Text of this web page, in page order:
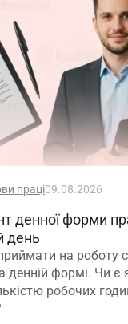
праці09.08.2026
денної форми
день
на роботу
денній формі. Чи є
робочих